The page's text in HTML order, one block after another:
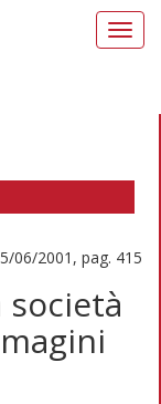
06/2001, pag. 415